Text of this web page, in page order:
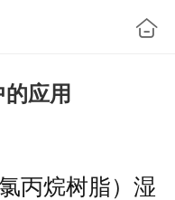
应用
丙烷树脂）湿